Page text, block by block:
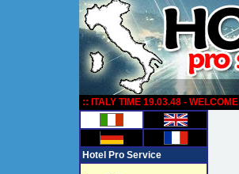
:: ITALY TIME 19.03.48 - WELCOME
Hotel Pro Service